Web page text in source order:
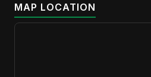
MAP LOCATION